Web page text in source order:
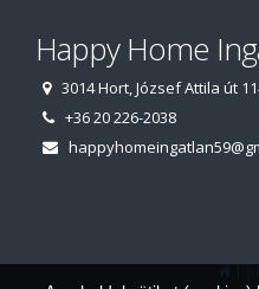
Happy Home
3014 Hort, József Attila út
+36 20 226-2038
|